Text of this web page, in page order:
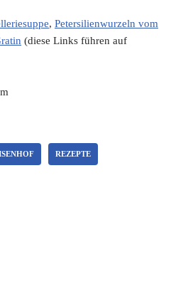
, Petersilienwurzeln vom
(diese Links führen auf
REZEPTE